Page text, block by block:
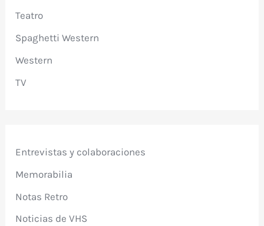
Teatro
Spaghetti Western
Western
TV
Entrevistas y colaboraciones
Memorabilia
Notas Retro
Noticias de VHS